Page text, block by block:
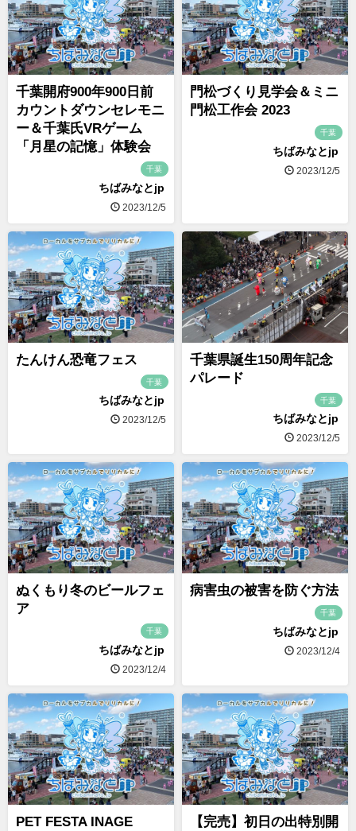
千葉開府900年900日前
カウントダウンセレモニ
ー＆千葉氏VRゲーム
「月星の記憶」体験会
千葉
ちばみなとjp
2023/12/5
門松づくり見学会＆ミニ
門松工作会 2023
千葉
ちばみなとjp
2023/12/5
たんけん恐竜フェス
千葉
ちばみなとjp
2023/12/5
千葉県誕生150周年記念
パレード
千葉
ちばみなとjp
2023/12/5
ぬくもり冬のビールフェ
ア
千葉
ちばみなとjp
2023/12/4
病害虫の被害を防ぐ方法
千葉
ちばみなとjp
2023/12/4
PET FESTA INAGE
【完売】初日の出特別開